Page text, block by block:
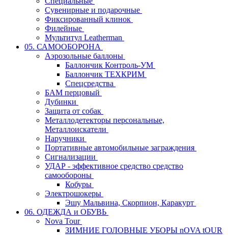
Сувенирные и подарочные
Фиксированный клинок
Филейные
Мультитул Leatherman
05. САМООБОРОНА
Аэрозольные баллоны
Баллончик Контроль-УМ
Баллончик ТЕХКРИМ
Спецсредства
БАМ перцовый
Дубинки
Защита от собак
Металлодетекторы персональные,
Металлоискатели
Наручники
Портативные автомобильные заграждения
Сигнализации
УДАР - эффективное средство средство
самообороны
Кобуры
Электрошокеры
Эшу Мальвина, Скорпион, Каракурт
06. ОДЕЖДА и ОБУВЬ
Nova Tour
ЗИМНИЕ ГОЛОВНЫЕ УБОРЫ nOVA tOUR